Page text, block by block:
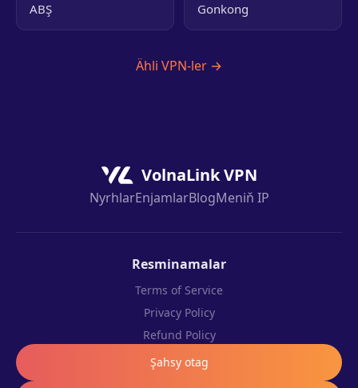
ABŞ Gonkong
Ähli VPN-ler →
VolnaLink VPN
NyrhlarEnjamlarBlogMeniň IP
Resminamalar
Terms of Service
Privacy Policy
Refund Policy
Şahsy otag